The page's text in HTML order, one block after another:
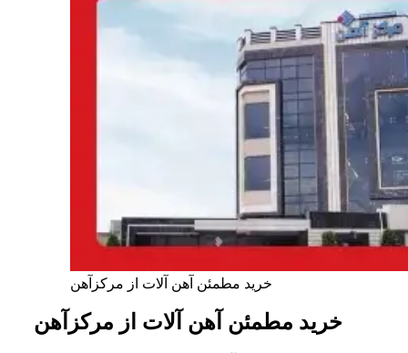
خرید مطمئن آهن آلات از مرکزآهن
خرید مطمئن آهن آلات از مرکزآهن